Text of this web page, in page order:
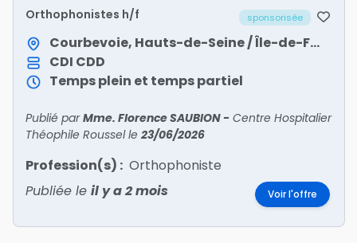
Orthophonistes h/f sponsorisée
Courbevoie, Hauts-de-Seine / Île-de-France
CDI CDD
Temps plein et temps partiel
Publié parMme. Florence SAUBION- Centre Hospitalier
Théophile Rousselle 23/06/2026
Profession(s) : Orthophoniste
Publiée le il y a 2 mois Voir l'offre